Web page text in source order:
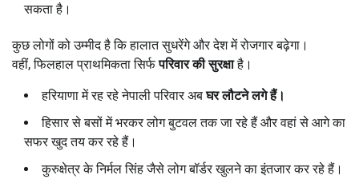
सकता है।
कुछ लोगों को उम्मीद है कि हालात सुधरेंगे और देश में रोजगार बढ़ेगा।
वहीं, फिलहाल प्राथमिकता सिर्फपरिवार की सुरक्षाहै।
हरियाणा में रह रहे नेपाली परिवार अबघर लौटने लगे हैं।
हिसार से बसों में भरकर लोग बुटवल तक जा रहे हैं और वहां से आगे का
सफर खुद तय कर रहे हैं।
कुरुक्षेत्र के निर्मल सिंह जैसे लोग बॉर्डर खुलने का इंतजार कर रहे हैं।